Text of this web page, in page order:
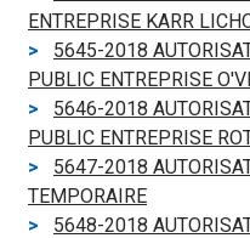
ENTREPRISE KARR
5645-2018
PUBLIC ENTREPRISE
5646-2018
PUBLIC ENTREPRISE
5647-2018
TEMPORAIRE
5648-2018